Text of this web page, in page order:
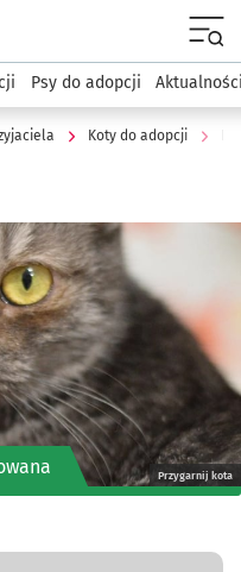
WrocŁapki –
Psy do adopcji
Koty do adopcji
Przygarnij kota